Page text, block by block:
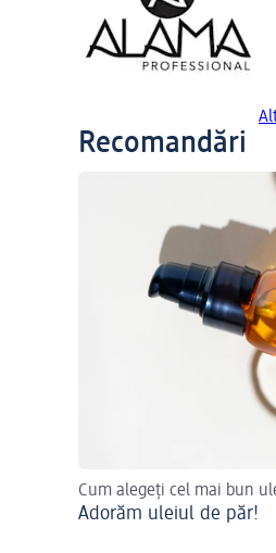
Recomandări
Cum alegeți cel mai bun
Adorăm uleiul de păr!